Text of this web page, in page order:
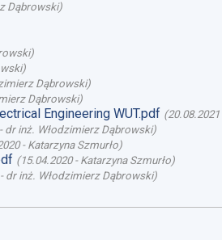
Dąbrowski)
)
)
Dąbrowski)
Dąbrowski)
Engineering WUT.pdf (20.08.2021
dr inż. Włodzimierz Dąbrowski)
- Katarzyna Szmurło)
(15.04.2020- Katarzyna Szmurło)
dr inż. Włodzimierz Dąbrowski)